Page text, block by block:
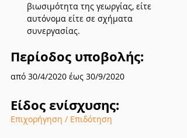
βιωσιμότητα της γεωργίας, είτε
αυτόνομα είτε σε σχήματα
συνεργασίας.
Περίοδος υποβολής:
από 30/4/2020 έως 30/9/2020
Είδος ενίσχυσης:
Επιχορήγηση / Επιδότηση